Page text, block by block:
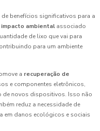
benefícios significativos para a
ambiental associado
de lixo que vai para
para um ambiente
a recuperação de
e componentes eletrônicos,
de novos dispositivos. Isso não
reduz a necessidade de
em danos ecológicos e sociais